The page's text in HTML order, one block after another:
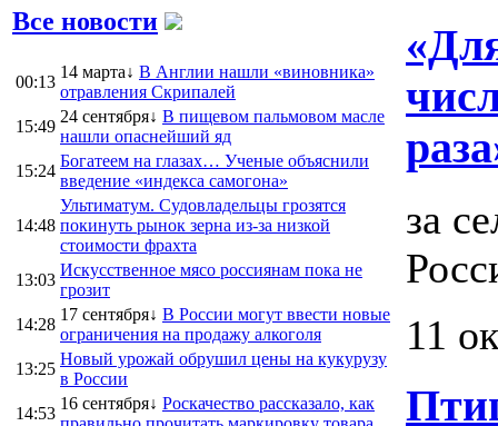
Все новости
00:13
14 марта↓ В Англии нашли «виновника»
отравления Скрипалей
15:49
24 сентября↓ В пищевом пальмовом масле
нашли опаснейший яд
15:24
Богатеем на глазах… Ученые объяснили
введение «индекса самогона»
14:48
Ультиматум. Судовладельцы грозятся
покинуть рынок зерна из-за низкой
стоимости фрахта
13:03
Искусственное мясо россиянам пока не
грозит
14:28
17 сентября↓ В России могут ввести новые
ограничения на продажу алкоголя
13:25
Новый урожай обрушил цены на кукурузу
в России
14:53
16 сентября↓ Роскачество рассказало, как
за
11